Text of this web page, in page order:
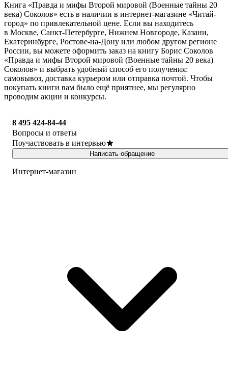
Книга «Правда и мифы Второй мировой (Военные тайны 20
века) Соколов» есть в наличии в интернет-магазине «Читай-
город» по привлекательной цене. Если вы находитесь
в Москве, Санкт-Петербурге, Нижнем Новгороде, Казани,
Екатеринбурге, Ростове-на-Дону или любом другом регионе
России, вы можете оформить заказ на книгу Борис Соколов
«Правда и мифы Второй мировой (Военные тайны 20 века)
Соколов» и выбрать удобный способ его получения:
самовывоз, доставка курьером или отправка почтой. Чтобы
покупать книги вам было ещё приятнее, мы регулярно
проводим акции и конкурсы.
8 495 424-84-44
Вопросы и ответы
Поучаствовать в интервью
Написать обращение
Интернет-магазин